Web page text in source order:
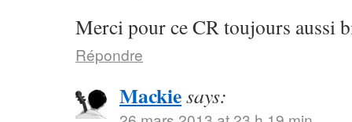
Merci pour ce CR toujours aussi
Répondre
Mackiesays: